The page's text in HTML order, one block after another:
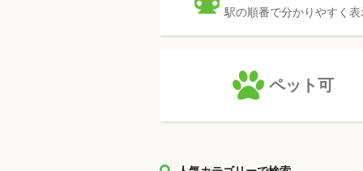
駅の順番で分かりやすく表
ペット可